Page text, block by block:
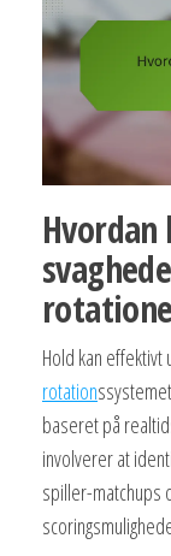
Hold kan
rotation
baseret på
involverer at
spiller-matchups